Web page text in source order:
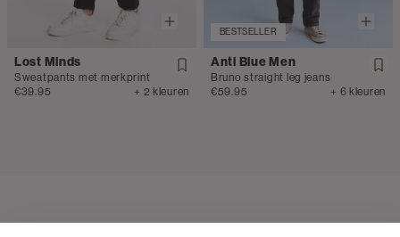
Lost Minds
Sweatpants met merkprint
€39.95
+ 2 kleuren
BESTSELLER
Anti Blue Men
Bruno straight leg jeans
€59.95
+ 6 kleuren